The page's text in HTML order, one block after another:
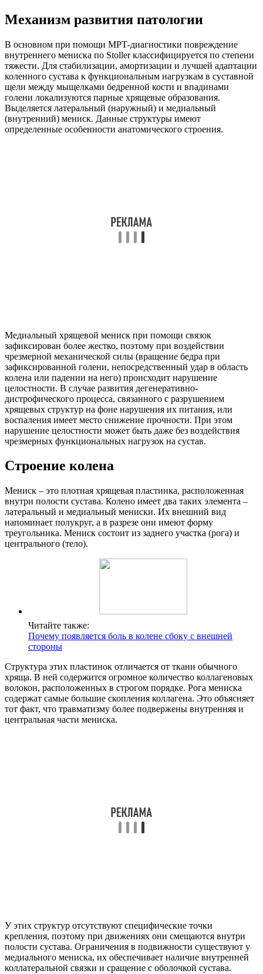
Механизм развития патологии
В основном при помощи МРТ-диагностики повреждение
внутреннего мениска по Stoller классифицируется по степени
тяжести. Для стабилизации, амортизации и лучшей адаптации
коленного сустава к функциональным нагрузкам в суставной
щели между мыщелками бедренной кости и впадинами
голени локализуются парные хрящевые образования.
Выделяется латеральный (наружный) и медиальный
(внутренний) мениск. Данные структуры имеют
определенные особенности анатомического строения.
Медиальный хрящевой мениск при помощи связок
зафиксирован более жестко, поэтому при воздействии
чрезмерной механической силы (вращение бедра при
зафиксированной голени, непосредственный удар в область
колена или падении на него) происходит нарушение
целостности. В случае развития дегенеративно-
дистрофического процесса, связанного с разрушением
хрящевых структур на фоне нарушения их питания, или
воспаления имеет место снижение прочности. При этом
нарушение целостности может быть даже без воздействия
чрезмерных функциональных нагрузок на сустав.
Строение колена
Мениск – это плотная хрящевая пластинка, расположенная
внутри полости сустава. Колено имеет два таких элемента –
латеральный и медиальный мениски. Их внешний вид
напоминает полукруг, а в разрезе они имеют форму
треугольника. Мениск состоит из заднего участка (рога) и
центрального (тело).
Читайте также:
Почему появляется боль в колене сбоку с внешней
стороны
Структура этих пластинок отличается от ткани обычного
хряща. В ней содержится огромное количество коллагеновых
волокон, расположенных в строгом порядке. Рога мениска
содержат самые большие скопления коллагена. Это объясняет
тот факт, что травматизму более подвержены внутренняя и
центральная части мениска.
У этих структур отсутствуют специфические точки
крепления, поэтому при движениях они смещаются внутри
полости сустава. Ограничения в подвижности существуют у
медиального мениска, их обеспечивает наличие внутренней
коллатеральной связки и сращение с оболочкой сустава.